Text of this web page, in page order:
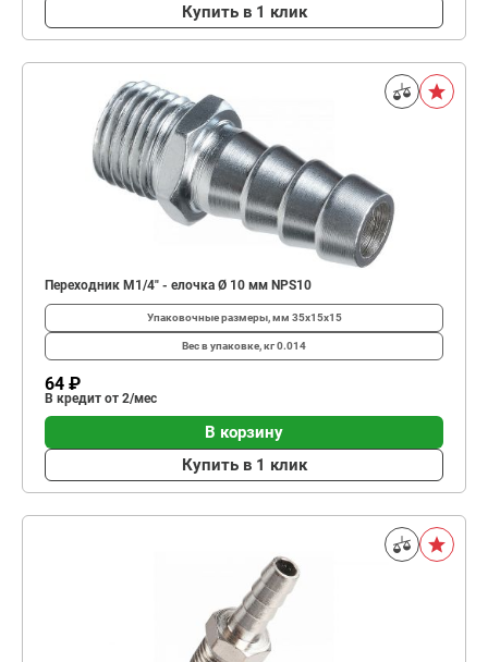
Купить в 1 клик
Переходник M1/4" - елочка Ø 10 мм NPS10
Упаковочные размеры, мм 35x15x15
Вес в упаковке, кг0.014
64 ₽
В кредит от 2/мес
В корзину
Купить в 1 клик